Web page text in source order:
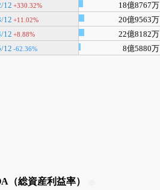
12 +330.32%
18億8767万
12 +11.02%
20億9563万
12 +8.88%
22億8182万
12 -62.36% 8億5880万
（総資産利益率）